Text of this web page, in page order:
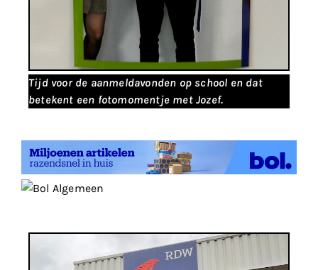
Tijd voor de aanmeldavonden op school en dat
betekent een fotomomentje met Jozef.